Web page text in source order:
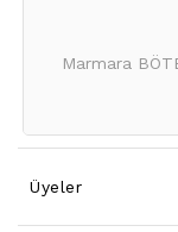
Marmara
Üyeler